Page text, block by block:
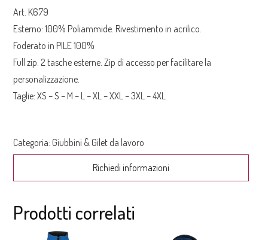
Art. K679
Esterno: 100% Poliammide. Rivestimento in acrilico.
Foderato in PILE 100%
Full zip. 2 tasche esterne. Zip di accesso per facilitare la
personalizzazione.
Taglie: XS – S – M – L – XL – XXL – 3XL – 4XL
Categoria: Giubbini & Gilet da lavoro
Richiedi informazioni
Prodotti correlati